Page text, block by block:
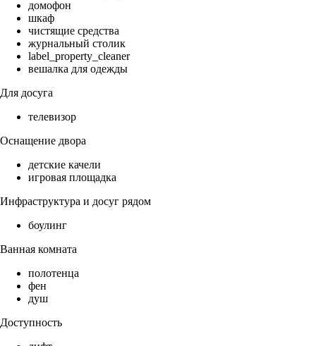
домофон
шкаф
чистящие средства
журнальный столик
label_property_cleaner
вешалка для одежды
Для досуга
телевизор
Оснащение двора
детские качели
игровая площадка
Инфраструктура и досуг рядом
боулинг
Ванная комната
полотенца
фен
душ
Доступность